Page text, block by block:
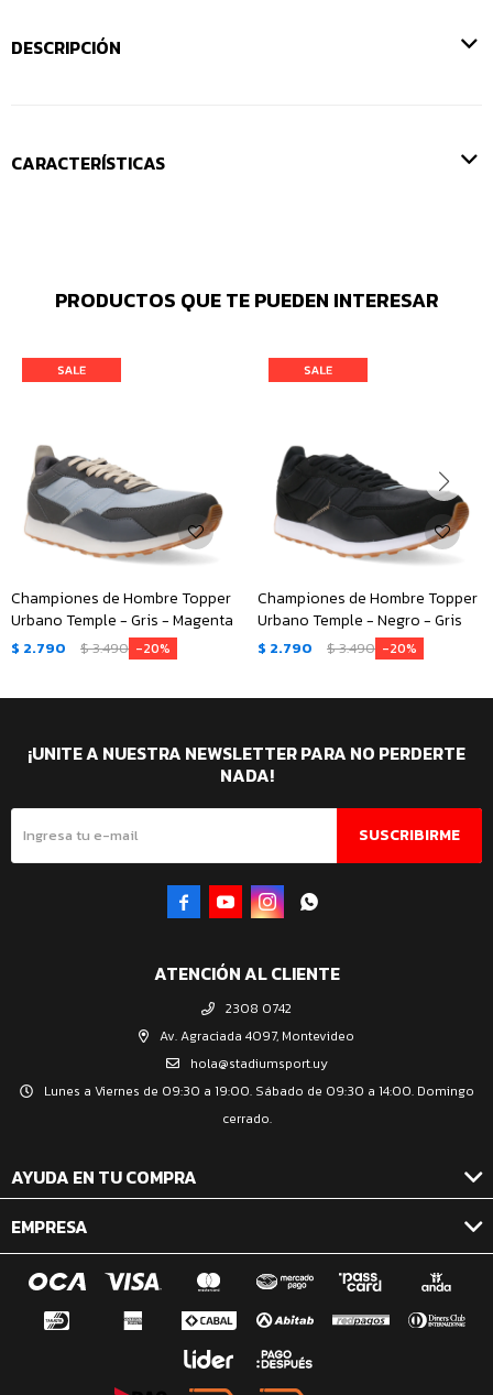
DESCRIPCIÓN
CARACTERÍSTICAS
PRODUCTOS QUE TE PUEDEN INTERESAR
Championes de Hombre Topper
Urbano Temple - Gris - Magenta
$ 2.790 $3.490 20
Championes de Hombre Topper
Urbano Temple - Negro - Gris
$ 2.790 $3.490 20
ATENCIÓN AL CLIENTE
2308 0742
Av. Agraciada 4097, Montevideo
hola@stadiumsport.uy
Lunes a Viernes de 09:30 a 19:00. Sábado de 09:30 a 14:00. Domingo
cerrado.
AYUDA EN TU COMPRA
EMPRESA
¡UNITE A NUESTRA NEWSLETTER PARA NO PERDERTE
NADA!
SUSCRIBIRME
   